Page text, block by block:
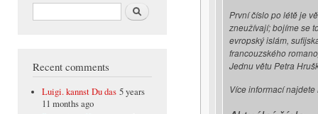
Search
Recent comments
Luigi. kannst Du das 5 years
11 months ago
První číslo po létě je
zneužívají; bojíme se
evropský islám,
francouzského
Jednu větu Petra
Více informací